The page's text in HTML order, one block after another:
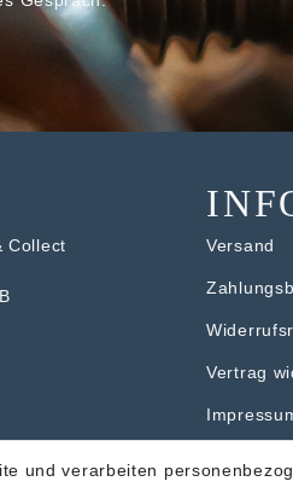
Collect
Versand
Vertrag
und verarbeiten